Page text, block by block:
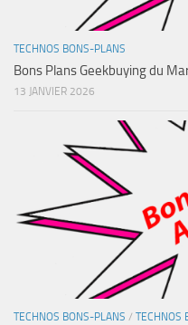
TECHNOS BONS-PLANS
Bons Plans Geekbuying du
13 JANVIER 2026
TECHNOS BONS-PLANS / TECHNOS